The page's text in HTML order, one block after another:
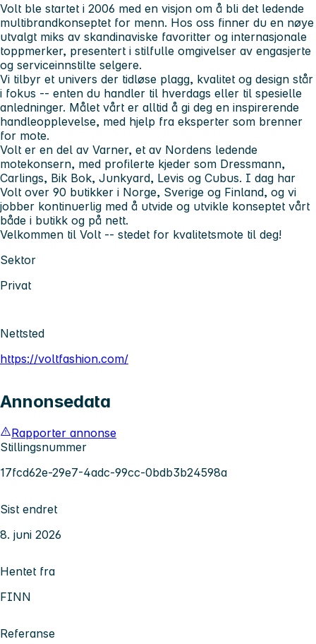
Volt ble startet i 2006 med en visjon om å bli det ledende
multibrandkonseptet for menn. Hos oss finner du en nøye
utvalgt miks av skandinaviske favoritter og internasjonale
toppmerker, presentert i stilfulle omgivelser av engasjerte
og serviceinnstilte selgere.
Vi tilbyr et univers der tidløse plagg, kvalitet og design står
i fokus -- enten du handler til hverdags eller til spesielle
anledninger. Målet vårt er alltid å gi deg en inspirerende
handleopplevelse, med hjelp fra eksperter som brenner
for mote.
Volt er en del av Varner, et av Nordens ledende
motekonsern, med profilerte kjeder som Dressmann,
Carlings, Bik Bok, Junkyard, Levis og Cubus. I dag har
Volt over 90 butikker i Norge, Sverige og Finland, og vi
jobber kontinuerlig med å utvide og utvikle konseptet vårt
både i butikk og på nett.
Velkommen til Volt -- stedet for kvalitetsmote til deg!
Sektor
Privat
Nettsted
https://voltfashion.com/
Annonsedata
Rapporter annonse
Stillingsnummer
17fcd62e-29e7-4adc-99cc-0bdb3b24598a
Sist endret
8. juni 2026
Hentet fra
FINN
Referanse